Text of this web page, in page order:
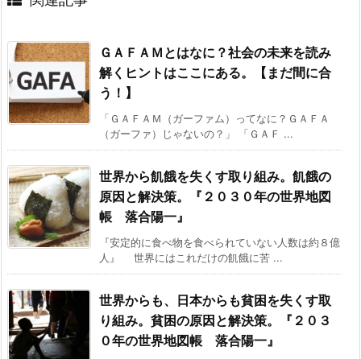
ＧＡＦＡＭとはなに？社会の未来を読み
解くヒントはここにある。【まだ間に合
う！】
「ＧＡＦＡＭ（ガーファム）ってなに？ＧＡＦＡ
（ガーファ）じゃないの？」 「ＧＡＦ ...
世界から飢餓を失くす取り組み。飢餓の
原因と解決策。『２０３０年の世界地図
帳 落合陽一』
『安定的に食べ物を食べられていない人数は約８億
人』 世界にはこれだけの飢餓に苦 ...
世界からも、日本からも貧困を失くす取
り組み。貧困の原因と解決策。『２０３
０年の世界地図帳 落合陽一』